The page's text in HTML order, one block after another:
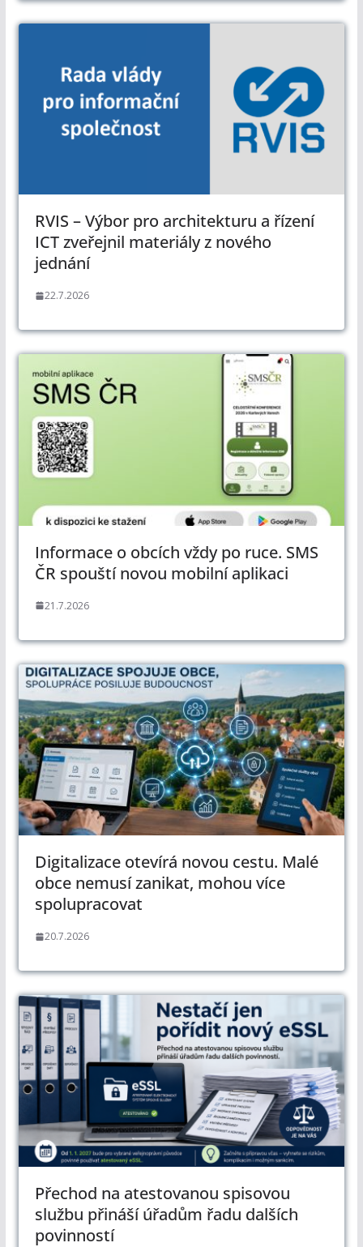
RVIS – Výbor pro architekturu a řízení
ICT zveřejnil materiály z nového
jednání
22.7.2026
Informace o obcích vždy po ruce. SMS
ČR spouští novou mobilní aplikaci
21.7.2026
Digitalizace otevírá novou cestu. Malé
obce nemusí zanikat, mohou více
spolupracovat
20.7.2026
Přechod na atestovanou spisovou
službu přináší úřadům řadu dalších
povinností